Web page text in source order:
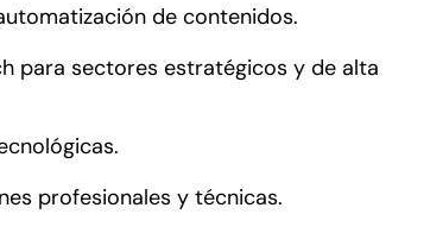
de contenidos.
para sectores estratégicos y de alta
profesionales y técnicas.